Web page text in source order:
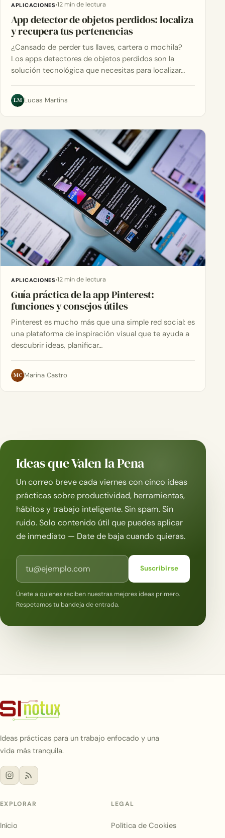
APLICACIONES 12 min de lectura
App detector de objetos perdidos: localiza
y recupera tus pertenencias
¿Cansado de perder tus llaves, cartera o mochila?
Los apps detectores de objetos perdidos son la
solución tecnológica que necesitas para localizar…
LM Lucas Martins
APLICACIONES 12 min de lectura
Guía práctica de la app Pinterest:
funciones y consejos útiles
Pinterest es mucho más que una simple red social: es
una plataforma de inspiración visual que te ayuda a
descubrir ideas, planificar…
MC Marina Castro
Ideas que Valen la Pena
Un correo breve cada viernes con cinco ideas
prácticas sobre productividad, herramientas,
hábitos y trabajo inteligente. Sin spam. Sin
ruido. Solo contenido útil que puedes aplicar
de inmediato — Date de baja cuando quieras.
Correo electrónico
Suscribirse
Únete a quienes reciben nuestras mejores ideas primero.
Respetamos tu bandeja de entrada.
Ideas prácticas para un trabajo enfocado y una
vida más tranquila.
EXPLORAR
Início
LEGAL
Política de Cookies